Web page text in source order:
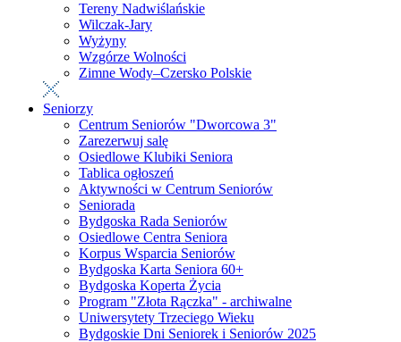
Tereny Nadwiślańskie
Wilczak-Jary
Wyżyny
Wzgórze Wolności
Zimne Wody–Czersko Polskie
Seniorzy
Centrum Seniorów "Dworcowa 3"
Zarezerwuj salę
Osiedlowe Klubiki Seniora
Tablica ogłoszeń
Aktywności w Centrum Seniorów
Seniorada
Bydgoska Rada Seniorów
Osiedlowe Centra Seniora
Korpus Wsparcia Seniorów
Bydgoska Karta Seniora 60+
Bydgoska Koperta Życia
Program "Złota Rączka" - archiwalne
Uniwersytety Trzeciego Wieku
Bydgoskie Dni Seniorek i Seniorów 2025